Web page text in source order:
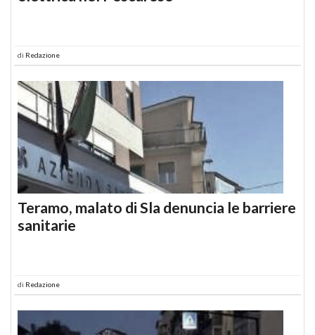
di Redazione
Teramo, malato di Sla denuncia le barriere
sanitarie
di Redazione